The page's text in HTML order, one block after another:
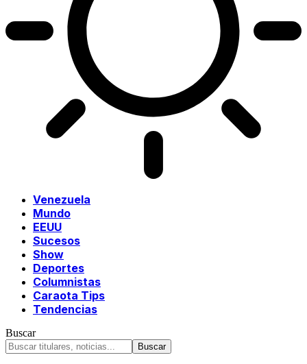
Venezuela
Mundo
EEUU
Sucesos
Show
Deportes
Columnistas
Caraota Tips
Tendencias
Buscar